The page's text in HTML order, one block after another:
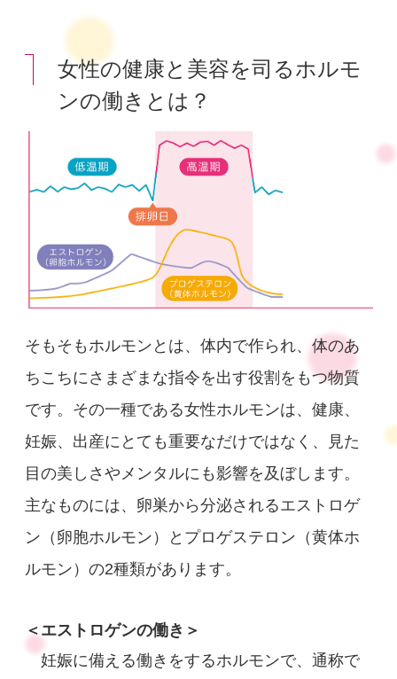
1
女性の健康と美容を司るホルモ
ンの働きとは？
そもそもホルモンとは、体内で作られ、体のあ
ちこちにさまざまな指令を出す役割をもつ物質
です。その一種である女性ホルモンは、健康、
妊娠、出産にとても重要なだけではなく、見た
目の美しさやメンタルにも影響を及ぼします。
主なものには、卵巣から分泌されるエストロゲ
ン（卵胞ホルモン）とプロゲステロン（黄体ホ
ルモン）の2種類があります。
＜エストロゲンの働き＞
妊娠に備える働きをするホルモンで、通称で